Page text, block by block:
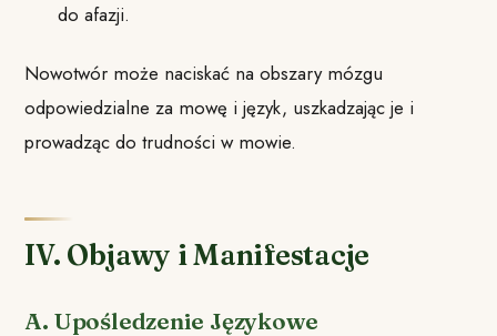
do afazji.
Nowotwór może naciskać na obszary mózgu
odpowiedzialne za mowę i język, uszkadzając je i
prowadząc do trudności w mowie.
IV. Objawy i Manifestacje
A. Upośledzenie Językowe